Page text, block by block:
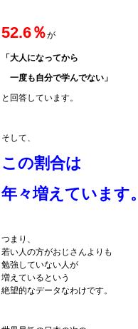
52.6％が
「大人になってから
一度も自分で学んでない」
と回答しています。
そして、
この割合は
年々増えています。
つまり、
若い人の方がおじさんよりも
勉強していない人が
増えているという
絶望的なデータなわけです。